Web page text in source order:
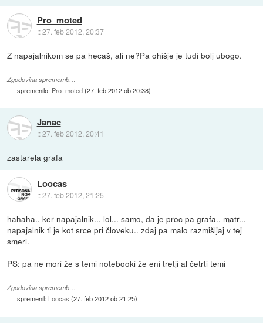
Pro_moted
::27. feb 2012, 20:37
Z napajalnikom se pa hecaš, ali ne?Pa ohišje je tudi bolj ubogo.
Zgodovina sprememb…
spremenilo: Pro_moted(27. feb 2012 ob 20:38)
Janac
::27. feb 2012, 20:41
zastarela grafa
Loocas
::27. feb 2012, 21:25
hahaha.. ker napajalnik... lol... samo, da je proc pa grafa.. matr...
napajalnik ti je kot srce pri človeku.. zdaj pa malo razmišljaj v tej
smeri.
PS: pa ne mori že s temi notebooki že eni tretji al četrti temi
Zgodovina sprememb…
spremenil: Loocas (27. feb 2012 ob 21:25)